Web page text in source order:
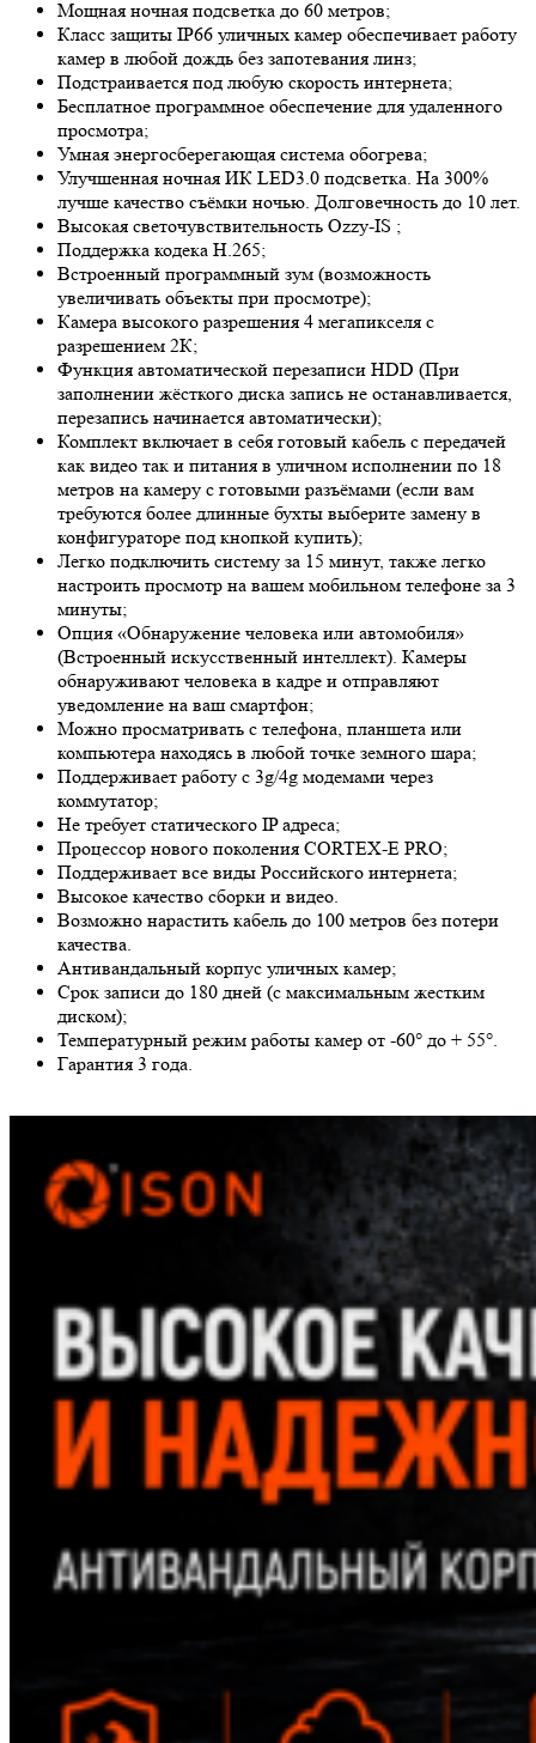
Мощная ночная подсветка до 60 метров;
Класс защиты IP66 уличных камер обеспечивает работу
камер в любой дождь без запотевания линз;
Подстраивается под любую скорость интернета;
Бесплатное программное обеспечение для удаленного
просмотра;
Умная энергосберегающая система обогрева;
Улучшенная ночная ИК LED3.0 подсветка. На 300%
лучше качество съёмки ночью. Долговечность до 10 лет.
Высокая светочувствительность Ozzy-IS ;
Поддержка кодека H.265;
Встроенный программный зум (возможность
увеличивать объекты при просмотре);
Камера высокого разрешения 4 мегапикселя с
разрешением 2К;
Функция автоматической перезаписи HDD (При
заполнении жёсткого диска запись не останавливается,
перезапись начинается автоматически);
Комплект включает в себя готовый кабель с передачей
как видео так и питания в уличном исполнении по 18
метров на камеру с готовыми разъёмами (если вам
требуются более длинные бухты выберите замену в
конфигураторе под кнопкой купить);
Легко подключить систему за 15 минут, также легко
настроить просмотр на вашем мобильном телефоне за 3
минуты;
Опция «Обнаружение человека или автомобиля»
(Встроенный искусственный интеллект). Камеры
обнаруживают человека в кадре и отправляют
уведомление на ваш смартфон;
Можно просматривать с телефона, планшета или
компьютера находясь в любой точке земного шара;
Поддерживает работу с 3g/4g модемами через
коммутатор;
Не требует статического IP адреса;
Процессор нового поколения CORTEX-E PRO;
Поддерживает все виды Российского интернета;
Высокое качество сборки и видео.
Возможно нарастить кабель до 100 метров без потери
качества.
Антивандальный корпус уличных камер;
Срок записи до 180 дней (с максимальным жестким
диском);
Температурный режим работы камер от -60° до + 55°.
Гарантия 3 года.